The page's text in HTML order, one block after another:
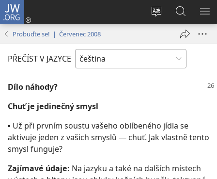
JW.ORG
Změnit
stránek
Přihlásit
se
okno)
Hledat
na
JW.ORG
Probuďte se! | Červenec 2008
PŘEČÍST V JAZYCE
Dílo náhody?
Chuť je jedinečný smysl
▪ Už při prvním soustu vašeho oblíbeného jídla se
aktivuje jeden z vašich smyslů — chuť. Jak vlastně tento
smysl funguje?
Zajímavé údaje: Na jazyku a také na dalších místech